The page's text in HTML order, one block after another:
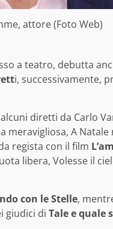
attore (Foto Web)
a teatro, debutta
i, successivamente,
diretti da Carlo
meravigliosa, A
regista con il film
libera, Volesse il
con le Stelle,
giudici di Tale e quale